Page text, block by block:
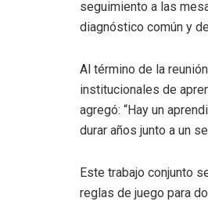
seguimiento a las
diagnóstico común y
Al término de la
institucionales de
agregó: “Hay un
durar años junto a un
Este trabajo conjunto
reglas de juego para